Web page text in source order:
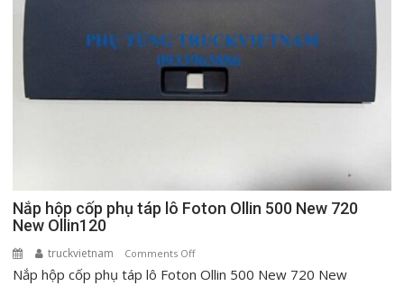
Nắp hộp cốp phụ táp lô Foton Ollin 500 New 720
New Ollin120
truckvietnam Comments Offon
Nắp
Nắp hộp cốp phụ táp lô Foton Ollin 500 New 720 New